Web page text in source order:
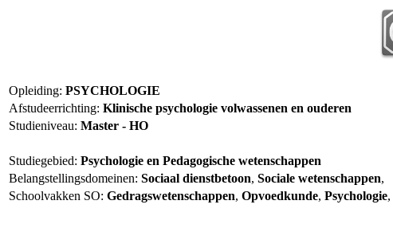
Opleiding: PSYCHOLOGIE
Afstudeerrichting: Klinische psychologie volwassenen en ouderen
Studieniveau: Master - HO
Studiegebied: Psychologie en Pedagogische wetenschappen
Belangstellingsdomeinen: Sociaal dienstbetoon, Sociale wetenschappen,
Schoolvakken SO: Gedragswetenschappen, Opvoedkunde, Psychologie,